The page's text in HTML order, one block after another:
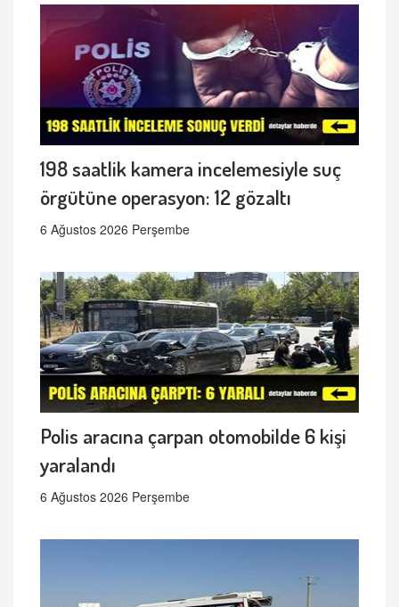
198 saatlik kamera incelemesiyle suç
örgütüne operasyon: 12 gözaltı
6 Ağustos 2026 Perşembe
Polis aracına çarpan otomobilde 6 kişi
yaralandı
6 Ağustos 2026 Perşembe